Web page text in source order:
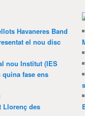
Havaneres Band
el nou disc
nou Institut (IES
quina fase ens
Llorenç des